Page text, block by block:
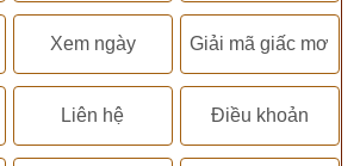
Xem ngày Giải mã giấc mơ
Liên hệ Điều khoản